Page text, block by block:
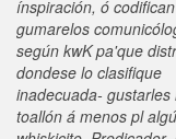
ínspiración, ó
gumarelos
según kwK pa'que
dondese lo clasifique
inadecuada- gustarles
toallón á menos pl